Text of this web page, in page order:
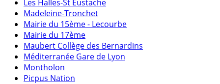
Les Halles-St Eustache
Madeleine-Tronchet
Mairie du 15ème - Lecourbe
Mairie du 17ème
Maubert Collège des Bernardins
Méditerranée Gare de Lyon
Montholon
Picpus Nation